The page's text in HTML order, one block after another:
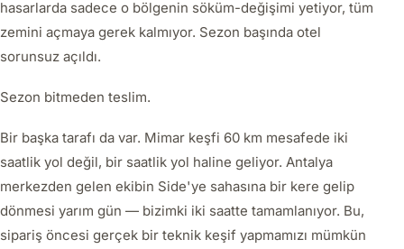
hasarlarda sadece o bölgenin söküm-değişimi yetiyor, tüm
zemini açmaya gerek kalmıyor. Sezon başında otel
sorunsuz açıldı.
Sezon bitmeden teslim.
Bir başka tarafı da var. Mimar keşfi 60 km mesafede iki
saatlik yol değil, bir saatlik yol haline geliyor. Antalya
merkezden gelen ekibin Side'ye sahasına bir kere gelip
dönmesi yarım gün — bizimki iki saatte tamamlanıyor. Bu,
sipariş öncesi gerçek bir teknik keşif yapmamızı mümkün